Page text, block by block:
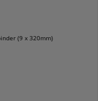
(9 x 320mm)